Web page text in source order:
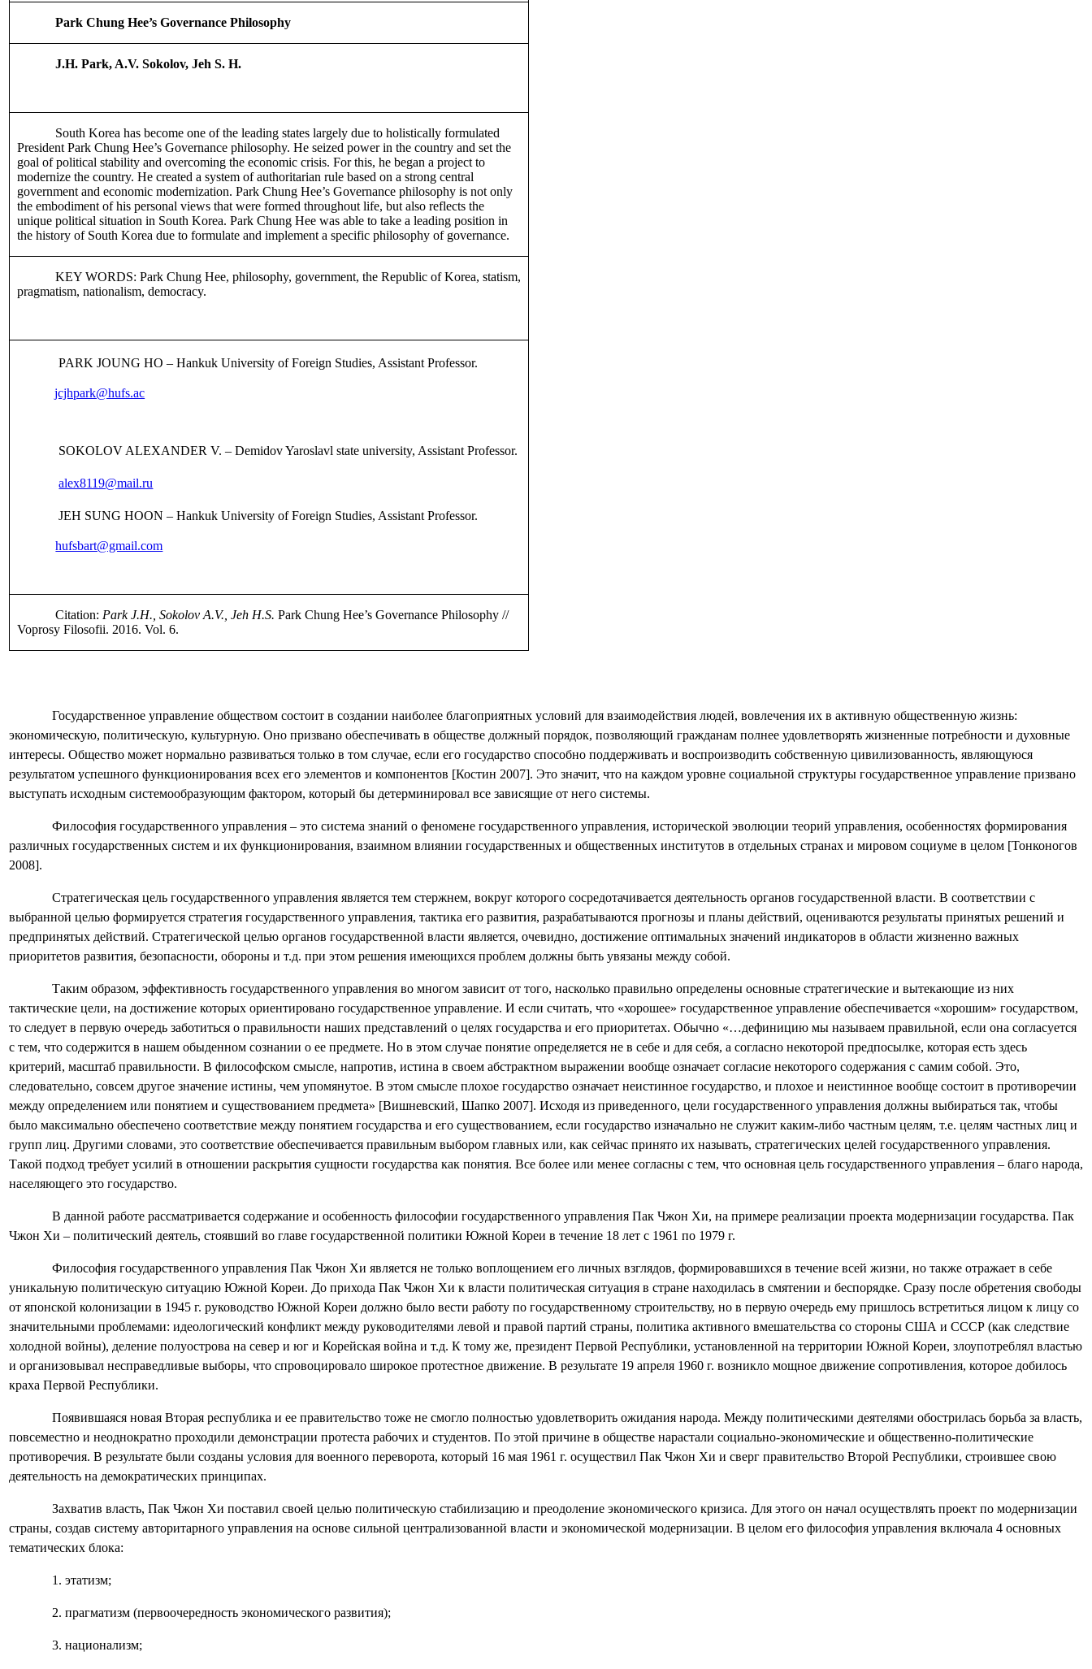
Park Chung Hee’s Governance Philosophy
J.H. Park, A.V. Sokolov, Jeh S. H.
South Korea has become one of the leading states largely due to holistically formulated
President Park Chung Hee’s Governance philosophy. He seized power in the country and set the
goal of political stability and overcoming the economic crisis. For this, he began a project to
modernize the country. He created a system of authoritarian rule based on a strong central
government and economic modernization. Park Chung Hee’s Governance philosophy is not only
the embodiment of his personal views that were formed throughout life, but also reflects the
unique political situation in South Korea. Park Chung Hee was able to take a leading position in
the history of South Korea due to formulate and implement a specific philosophy of governance.
KEY WORDS:Park Chung Hee, philosophy, government, the Republic of Korea, statism,
pragmatism, nationalism, democracy.
PARK JOUNG HO‒ Hankuk University of Foreign Studies, Assistant Professor.
jcjhpark@hufs.ac
SOKOLOV ALEXANDER V. ‒ Demidov Yaroslavl state university, Assistant Professor.
alex8119@mail.ru
JEH SUNG HOON‒ Hankuk University of Foreign Studies, Assistant Professor.
hufsbart@gmail.com
Citation:Park J.H., Sokolov A.V.,Jeh H.S. Park Chung Hee’s Governance Philosophy //
Voprosy Filosofii. 2016. Vol. 6.
Государственное управление обществом состоит в создании наиболее благоприятных условий для взаимодействия людей, вовлечения их в активную общественную жизнь:
экономическую, политическую, культурную. Оно призвано обеспечивать в обществе должный порядок, позволяющий гражданам полнее удовлетворять жизненные потребности и духовные
интересы. Общество может нормально развиваться только в том случае, если его государство способно поддерживать и воспроизводить собственную цивилизованность, являющуюся
результатом успешного функционирования всех его элементов и компонентов [Костин 2007]. Это значит, что на каждом уровне социальной структуры государственное управление призвано
выступать исходным системообразующим фактором, который бы детерминировал все зависящие от него системы.
Философия государственного управления – это система знаний о феномене государственного управления, исторической эволюции теорий управления, особенностях формирования
различных государственных систем и их функционирования, взаимном влиянии государственных и общественных институтов в отдельных странах и мировом социуме в целом [Тонконогов
2008].
Стратегическая цель государственного управления является тем стержнем, вокруг которого сосредотачивается деятельность органов государственной власти. В соответствии с
выбранной целью формируется стратегия государственного управления, тактика его развития, разрабатываются прогнозы и планы действий, оцениваются результаты принятых решений и
предпринятых действий. Стратегической целью органов государственной власти является, очевидно, достижение оптимальных значений индикаторов в области жизненно важных
приоритетов развития, безопасности, обороны и т.д. при этом решения имеющихся проблем должны быть увязаны между собой.
Таким образом, эффективность государственного управления во многом зависит от того, насколько правильно определены основные стратегические и вытекающие из них
тактические цели, на достижение которых ориентировано государственное управление. И если считать, что «хорошее» государственное управление обеспечивается «хорошим» государством,
то следует в первую очередь заботиться о правильности наших представлений о целях государства и его приоритетах. Обычно «…дефиницию мы называем правильной, если она согласуется
с тем, что содержится в нашем обыденном сознании о ее предмете. Но в этом случае понятие определяется не в себе и для себя, а согласно некоторой предпосылке, которая есть здесь
критерий, масштаб правильности. В философском смысле, напротив, истина в своем абстрактном выражении вообще означает согласие некоторого содержания с самим собой. Это,
следовательно, совсем другое значение истины, чем упомянутое. В этом смысле плохое государство означает неистинное государство, и плохое и неистинное вообще состоит в противоречии
между определением или понятием и существованием предмета» [Вишневский, Шапко 2007]. Исходя из приведенного, цели государственного управления должны выбираться так, чтобы
было максимально обеспечено соответствие между понятием государства и его существованием, если государство изначально не служит каким-либо частным целям, т.е. целям частных лиц и
групп лиц. Другими словами, это соответствие обеспечивается правильным выбором главных или, как сейчас принято их называть, стратегических целей государственного управления.
Такой подход требует усилий в отношении раскрытия сущности государства как понятия. Все более или менее согласны с тем, что основная цель государственного управления – благо народа,
населяющего это государство.
В данной работе рассматривается содержание и особенность философии государственного управления Пак Чжон Хи, на примере реализации проекта модернизации государства. Пак
Чжон Хи – политический деятель, стоявший во главе государственной политики Южной Кореи в течение 18 лет с 1961 по 1979 г.
Философия государственного управления Пак Чжон Хи является не только воплощением его личных взглядов, формировавшихся в течение всей жизни, но также отражает в себе
уникальную политическую ситуацию Южной Кореи. До прихода Пак Чжон Хи к власти политическая ситуация в стране находилась в смятении и беспорядке. Сразу после обретения свободы
от японской колонизации в 1945 г. руководство Южной Кореи должно было вести работу по государственному строительству, но в первую очередь ему пришлось встретиться лицом к лицу со
значительными проблемами: идеологический конфликт между руководителями левой и правой партий страны, политика активного вмешательства со стороны США и СССР (как следствие
холодной войны), деление полуострова на север и юг и Корейская война и т.д. К тому же, президент Первой Республики, установленной на территории Южной Кореи, злоупотреблял властью
и организовывал несправедливые выборы, что спровоцировало широкое протестное движение. В результате 19 апреля 1960 г. возникло мощное движение сопротивления, которое добилось
краха Первой Республики.
Появившаяся новая Вторая республика и ее правительство тоже не смогло полностью удовлетворить ожидания народа. Между политическими деятелями обострилась борьба за власть,
повсеместно и неоднократно проходили демонстрации протеста рабочих и студентов. По этой причине в обществе нарастали социально-экономические и общественно-политические
противоречия. В результате были созданы условия для военного переворота, который 16 мая 1961 г. осуществил Пак Чжон Хи и сверг правительство Второй Республики, строившее свою
деятельность на демократических принципах.
Захватив власть, Пак Чжон Хи поставил своей целью политическую стабилизацию и преодоление экономического кризиса. Для этого он начал осуществлять проект по модернизации
страны, создав систему авторитарного управления на основе сильной централизованной власти и экономической модернизации. В целом его философия управления включала 4 основных
тематических блока:
1. этатизм;
2. прагматизм (первоочередность экономического развития);
3. национализм;